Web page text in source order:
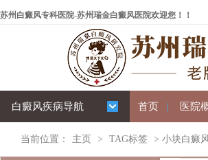
苏州白癜风专科医院-苏州瑞金白癜风医院欢迎您！！
白癜风疾病导航 首页 | 医院
当前位置： 主页 > TAG标签 > 小块白癜